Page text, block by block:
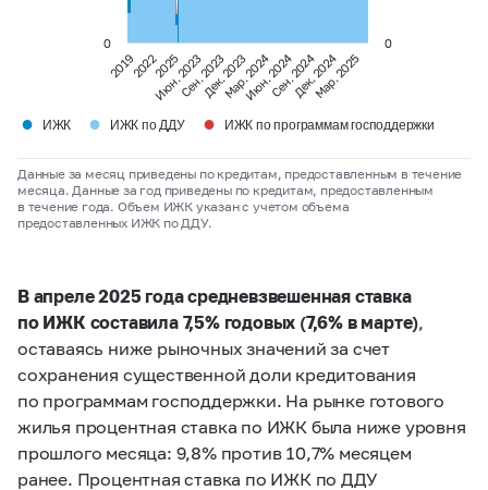
2019 2025Сен. 2023Мар. 2024Сен. 2024Мар. 2025
2022Июн. 2023Дек. 2023Июн. 2024Дек. 2024
0 0
● ИЖК ● ИЖК по ДДУ ● ИЖК по программам господдержки
Данные за месяц приведены по кредитам, предоставленным в течение
месяца. Данные за год приведены по кредитам, предоставленным
в течение года. Объем ИЖК указан с учетом объема
предоставленных ИЖК по ДДУ.
В апреле 2025 года средневзвешенная ставка
по ИЖК составила 7,5% годовых (7,6% в марте)
оставаясь ниже рыночных значений за счет
сохранения существенной доли кредитования
по программам господдержки. На рынке готового
жилья процентная ставка по ИЖК была ниже уровня
прошлого месяца: 9,8% против 10,7% месяцем
ранее. Процентная ставка по ИЖК по ДДУ